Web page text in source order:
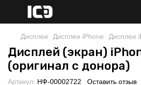
Дисплеи Дисплеи iPhone Дисплеи
Дисплей (экран)
(оригинал с донора)
Артикул: НФ-00002722 Оставить отзыв